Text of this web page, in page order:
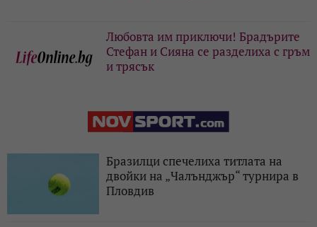
Любовта им приключи! Брадърите
Стефан и Сияна се разделиха с гръм
и трясък
Бразилци спечелиха титлата на
двойки на „Чалънджър“ турнира в
Пловдив